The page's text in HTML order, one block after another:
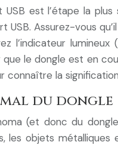
USB est l’étape la
Assurez-vous
l’indicateur
le dongle est en
connaître la
du dongle
(et donc du
les objets